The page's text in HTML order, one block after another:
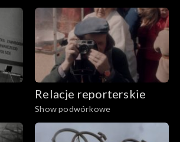
r.
Relacje reporterskie
Show podwórkowe